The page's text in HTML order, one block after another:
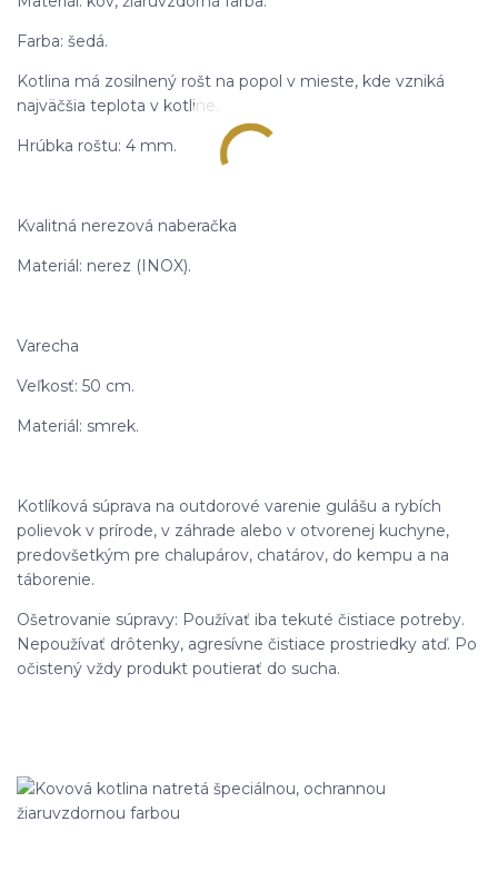
Farba: šedá.
Kotlina má zosilnený rošt na popol v mieste, kde vzniká
najväčšia teplota v kotline.
Hrúbka roštu: 4 mm.
Kvalitná nerezová naberačka
Materiál: nerez (INOX).
Varecha
Veľkosť: 50 cm.
Materiál: smrek.
Kotlíková súprava na outdorové varenie gulášu a rybích
polievok v prírode, v záhrade alebo v otvorenej kuchyne,
predovšetkým pre chalupárov, chatárov, do kempu a na
táborenie.
Ošetrovanie súpravy: Používať iba tekuté čistiace potreby.
Nepoužívať drôtenky, agresívne čistiace prostriedky atď. Po
očistený vždy produkt poutierať do sucha.